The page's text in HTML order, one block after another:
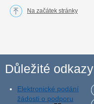
Na začátek stránky
Důležité odkazy
Elektronické podání
žádosti o podporu